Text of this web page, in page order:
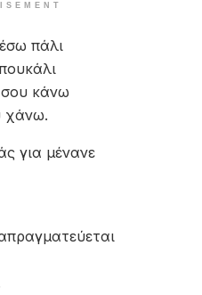
πάλι
σου κάνω
χάνω.
για μένανε